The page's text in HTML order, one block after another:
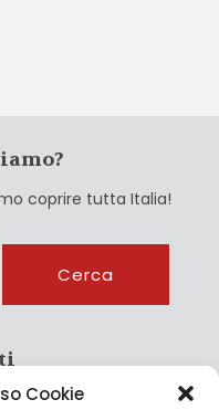
Cookie
coprire tutta Italia!
Cerca